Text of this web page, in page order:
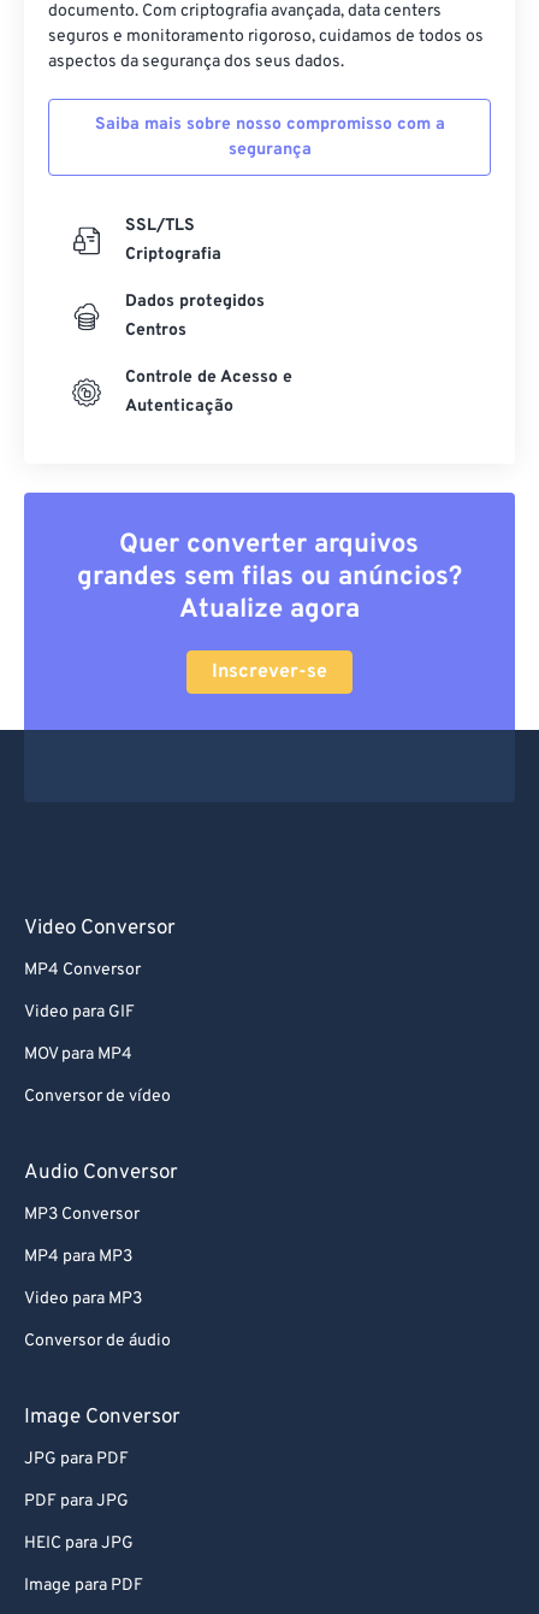
documento. Com criptografia avançada, data centers
seguros e monitoramento rigoroso, cuidamos de todos os
aspectos da segurança dos seus dados.
Saiba mais sobre nosso compromisso com a
segurança
SSL/TLS
Criptografia
Dados protegidos
Centros
Controle de Acesso e
Autenticação
Quer converter arquivos
grandes sem filas ou anúncios?
Atualize agora
Inscrever-se
Video Conversor
MP4 Conversor
Video para GIF
MOV para MP4
Conversor de vídeo
Audio Conversor
MP3 Conversor
MP4 para MP3
Video para MP3
Conversor de áudio
Image Conversor
JPG para PDF
PDF para JPG
HEIC para JPG
Image para PDF